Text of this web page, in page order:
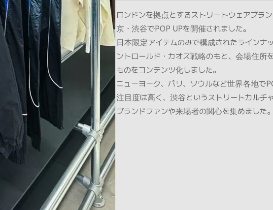
ロンドンを拠点とするストリートウェアブラ
京・渋谷でPOP UPを開催されました。
日本限定アイテムのみで構成されたラインナ
ントロールド・カオス戦略のもと、会場住所
ものをコンテンツ化しました。
ニューヨーク、パリ、ソウルなど世界各地で
注目度は高く、渋谷というストリートカルチ
ブランドファンや来場者の関心を集めました。​​​​​​​​​​​​​​​​